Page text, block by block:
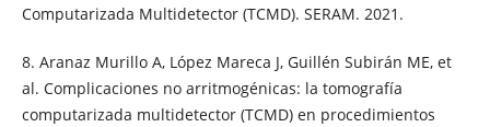
Computarizada Multidetector (TCMD). SERAM. 2021.
8. Aranaz Murillo A, López Mareca J, Guillén Subirán ME, et
al. Complicaciones no arritmogénicas: la tomografía
computarizada multidetector (TCMD) en procedimientos